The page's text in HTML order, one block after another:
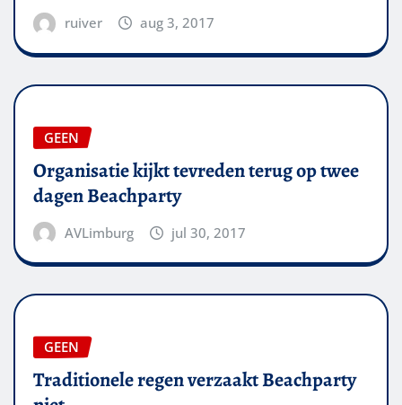
ruiver aug 3, 2017
GEEN
Organisatie kijkt tevreden terug op twee
dagen Beachparty
AVLimburg jul 30, 2017
GEEN
Traditionele regen verzaakt Beachparty